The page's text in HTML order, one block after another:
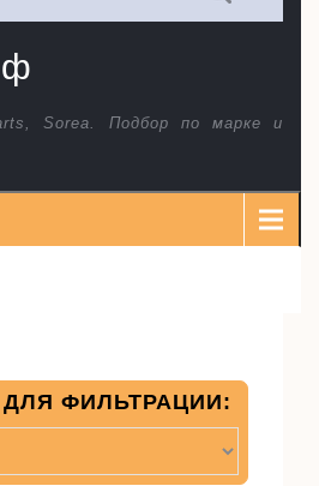
Sorea. Подбор по марке и
ФИЛЬТРАЦИИ: